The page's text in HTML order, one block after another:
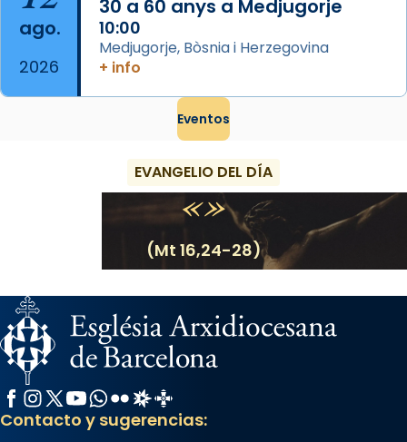
ago.
2026
30 a 60 anys a Medjugorje
10:00
Medjugorje, Bòsnia i Herzegovina
+ info
Eventos
EVANGELIO DEL DÍA
(Mt 16,24-28)
Facebook
Instagram
X / Twitter
YouTube
WhatsApp
FlickrRadio Estel
Catalunya Cristiana
Contacto y sugerencias: